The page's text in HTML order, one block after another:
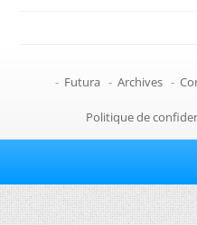
- Futura - Archives -
Politique de